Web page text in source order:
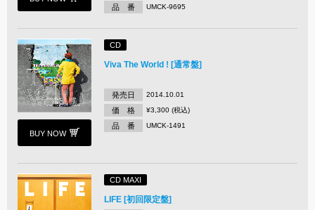
品 番 UMCK-9695
BUY NOW
CD
Viva The World ! [通常盤]
発売日 2014.10.01
価 格 ¥3,300 (税込)
品 番 UMCK-1491
CD MAXI
LIFE [初回限定盤]